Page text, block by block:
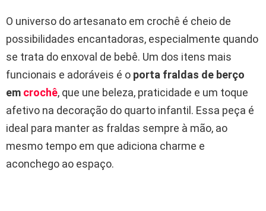
O universo do artesanato em crochê é cheio de
possibilidades encantadoras, especialmente quando
se trata do enxoval de bebê. Um dos itens mais
funcionais e adoráveis é o porta fraldas de berço
em crochê, que une beleza, praticidade e um toque
afetivo na decoração do quarto infantil. Essa peça é
ideal para manter as fraldas sempre à mão, ao
mesmo tempo em que adiciona charme e
aconchego ao espaço.